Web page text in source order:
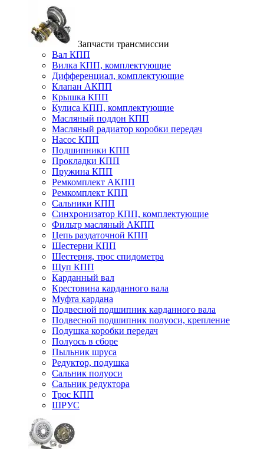
Запчасти трансмиссии
Вал КПП
Вилка КПП, комплектующие
Дифференциал, комплектующие
Клапан АКПП
Крышка КПП
Кулиса КПП, комплектующие
Масляный поддон КПП
Масляный радиатор коробки передач
Насос КПП
Подшипники КПП
Прокладки КПП
Пружина КПП
Ремкомплект АКПП
Ремкомплект КПП
Сальники КПП
Синхронизатор КПП, комплектующие
Фильтр масляный АКПП
Цепь раздаточной КПП
Шестерни КПП
Шестерня, трос спидометра
Щуп КПП
Карданный вал
Крестовина карданного вала
Муфта кардана
Подвесной подшипник карданного вала
Подвесной подшипник полуоси, крепление
Подушка коробки передач
Полуось в сборе
Пыльник шруса
Редуктор, подушка
Сальник полуоси
Сальник редуктора
Трос КПП
ШРУС